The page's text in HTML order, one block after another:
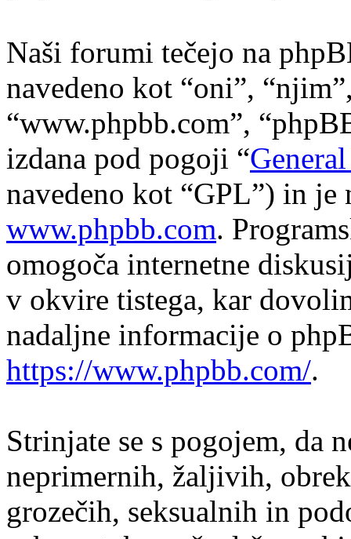
Naši forumi tečejo na
navedeno kot “oni”,
“www.phpbb.com”,
izdana pod pogoji “
navedeno kot “GPL”) in
www.phpbb.com.
omogoča internetne
v okvire tistega, kar
nadaljne informacije o
https://www.phpbb.com/.
Strinjate se s pogojem, da
neprimernih, žaljivih,
grozečih, seksualnih in